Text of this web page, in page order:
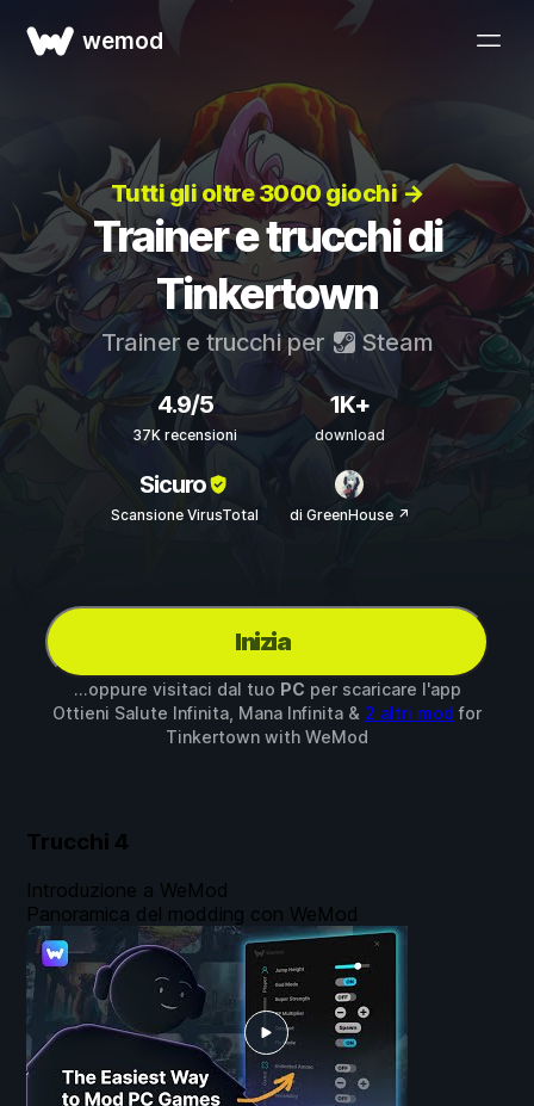
wemod
Tutti gli oltre 3000 giochi →
Trainer e trucchi di
Tinkertown
Trainer e trucchi per Steam
4.9/5
37K recensioni
1K+
download
Sicuro
Scansione VirusTotal di GreenHouse ↗
Inizia
...oppure visitaci dal tuo PC per scaricare l'app
Ottieni Salute Infinita, Mana Infinita & 2 altri mod for
Tinkertown with WeMod
Trucchi 4
Introduzione a WeMod
Panoramica del modding con WeMod